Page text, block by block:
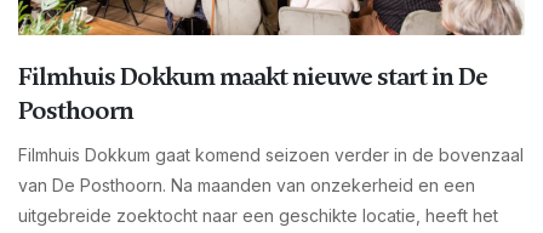
Filmhuis Dokkum maakt nieuwe start in De
Posthoorn
Filmhuis Dokkum gaat komend seizoen verder in de bovenzaal
van De Posthoorn. Na maanden van onzekerheid en een
uitgebreide zoektocht naar een geschikte locatie, heeft het